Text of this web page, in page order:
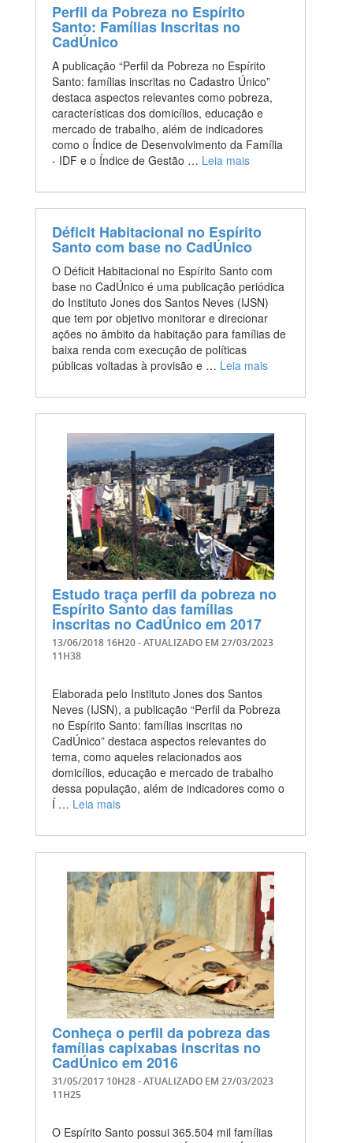
Perfil da Pobreza no Espírito
Santo: Famílias Inscritas no
CadÚnico
A publicação “Perfil da Pobreza no Espírito
Santo: famílias inscritas no Cadastro Único”
destaca aspectos relevantes como pobreza,
características dos domicílios, educação e
mercado de trabalho, além de indicadores
como o Índice de Desenvolvimento da Família
- IDF e o Índice de Gestão … Leia mais
Déficit Habitacional no Espírito
Santo com base no CadÚnico
O Déficit Habitacional no Espírito Santo com
base no CadÚnico é uma publicação periódica
do Instituto Jones dos Santos Neves (IJSN)
que tem por objetivo monitorar e direcionar
ações no âmbito da habitação para famílias de
baixa renda com execução de políticas
públicas voltadas à provisão e … Leia mais
Estudo traça perfil da pobreza no
Espírito Santo das famílias
inscritas no CadÚnico em 2017
13/06/2018 16H20- ATUALIZADO EM 27/03/2023
11H38
Elaborada pelo Instituto Jones dos Santos
Neves (IJSN), a publicação “Perfil da Pobreza
no Espírito Santo: famílias inscritas no
CadÚnico” destaca aspectos relevantes do
tema, como aqueles relacionados aos
domicílios, educação e mercado de trabalho
dessa população, além de indicadores como o
Í … Leia mais
Conheça o perfil da pobreza das
famílias capixabas inscritas no
CadÚnico em 2016
31/05/2017 10H28- ATUALIZADO EM 27/03/2023
11H25
O Espírito Santo possui 365.504 mil famílias